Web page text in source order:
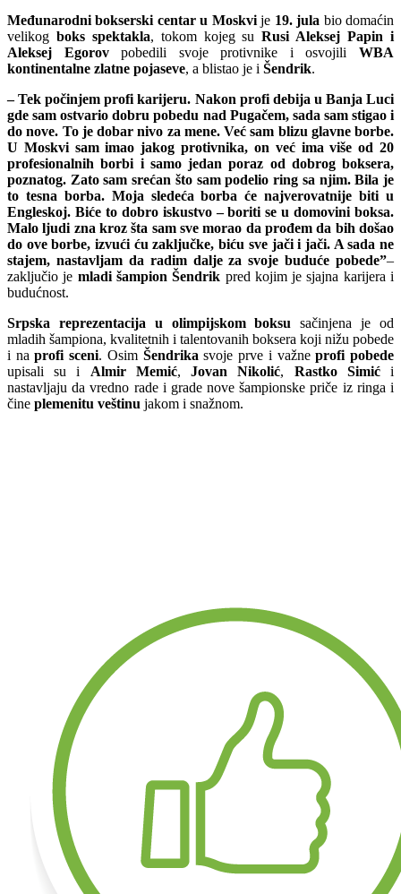
Međunarodni bokserski centar u Moskvije 19. jula bio domaćin
velikog boks spektakla, tokom kojeg suRusi Aleksej Papin i
Aleksej Egorovpobedili svoje protivnike i osvojiliWBA
kontinentalne zlatne pojaseve, a blistao je i Šendrik.
– Tek počinjem profi karijeru. Nakon profi debija u Banja Luci
gde sam ostvario dobru pobedu nad Pugačem, sada sam stigao i
do nove. To je dobar nivo za mene. Već sam blizu glavne borbe.
U Moskvi sam imao jakog protivnika, on već ima više od 20
profesionalnih borbi i samo jedan poraz od dobrog boksera,
poznatog. Zato sam srećan što sam podelio ring sa njim. Bila je
to tesna borba. Moja sledeća borba će najverovatnije biti u
Engleskoj. Biće to dobro iskustvo – boriti se u domovini boksa.
Malo ljudi zna kroz šta sam sve morao da prođem da bih došao
do ove borbe, izvući ću zaključke, biću sve jači i jači. A sada ne
stajem, nastavljam da radim dalje za svoje buduće pobede”–
zaključio je mladi šampion Šendrik pred kojim je sjajna karijera i
budućnost.
Srpska reprezentacija u olimpijskom boksu sačinjena je od
mladih šampiona, kvalitetnih i talentovanih boksera koji nižu pobede
i naprofi sceni. Osim Šendrika svoje prve i važneprofi pobede
upisali su i Almir Memić,Jovan Nikolić, Rastko Simići
nastavljaju da vredno rade i grade nove šampionske priče iz ringa i
čine plemenitu veštinu jakom i snažnom.